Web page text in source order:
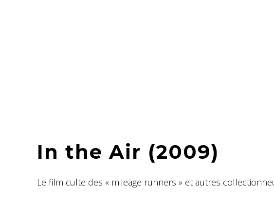
In the Air (2009)
Le film culte des « mileage runners » et autres